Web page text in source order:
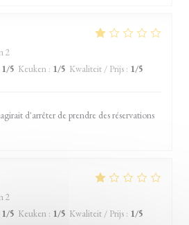
2
1/5 Keuken : 1/5 Kwaliteit / Prijs : 1/5
d'arrêter de prendre des réservations
2
1/5 Keuken : 1/5 Kwaliteit / Prijs : 1/5